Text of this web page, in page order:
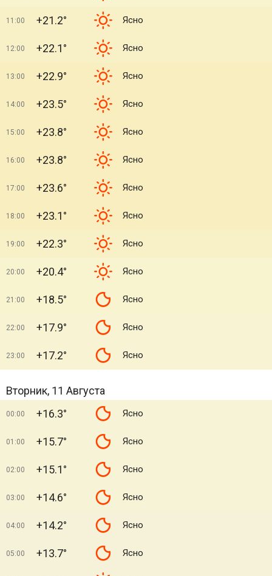
11:00 +21.2° Ясно
12:00 +22.1° Ясно
13:00 +22.9° Ясно
14:00 +23.5° Ясно
15:00 +23.8° Ясно
16:00 +23.8° Ясно
17:00 +23.6° Ясно
18:00 +23.1° Ясно
19:00 +22.3° Ясно
20:00 +20.4° Ясно
21:00 +18.5° Ясно
22:00 +17.9° Ясно
23:00 +17.2° Ясно
Вторник, 11 Августа
00:00 +16.3° Ясно
01:00 +15.7° Ясно
02:00 +15.1° Ясно
03:00 +14.6° Ясно
04:00 +14.2° Ясно
05:00 +13.7° Ясно